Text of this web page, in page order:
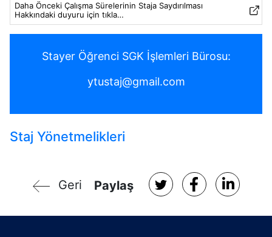
Daha Önceki Çalışma Sürelerinin Staja Saydırılması
Hakkındaki duyuru için tıkla…
Stayer Öğrenci SGK İşlemleri Bürosu:
ytustaj@gmail.com
Staj Yönetmelikleri
Geri Paylaş